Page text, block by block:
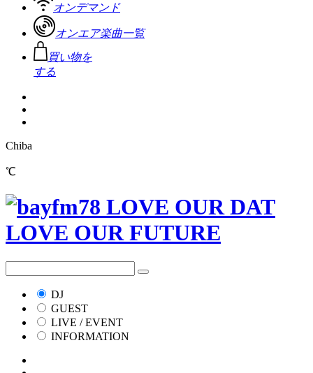
オンデマンド
オンエア楽曲一覧
買い物を
する
Chiba
℃
DJ
GUEST
LIVE / EVENT
INFORMATION